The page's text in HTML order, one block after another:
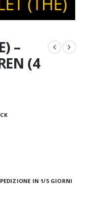
–
(4
IN 1/5 GIORNI